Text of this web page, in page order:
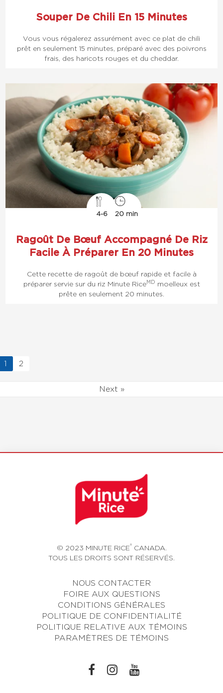
Souper De Chili En 15 Minutes
Vous vous régalerez assurément avec ce plat de chili
prêt en seulement 15 minutes, préparé avec des poivrons
frais, des haricots rouges et du cheddar.
4-6 20 min
Ragoût De Bœuf Accompagné De Riz
Facile À Préparer En 20 Minutes
Cette recette de ragoût de bœuf rapide et facile à
préparer servie sur du riz Minute RiceMD moelleux est
prête en seulement 20 minutes.
1 2
Next »
© 2023 MINUTE RICE®CANADA.
TOUS LES DROITS SONT RÉSERVÉS.
NOUS CONTACTER
FOIRE AUX QUESTIONS
CONDITIONS GÉNÉRALES
POLITIQUE DE CONFIDENTIALITÉ
POLITIQUE RELATIVE AUX TÉMOINS
PARAMÈTRES DE TÉMOINS
L